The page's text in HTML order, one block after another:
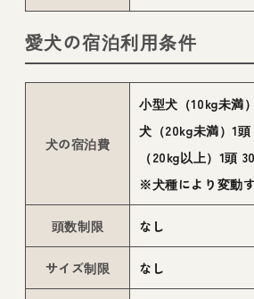
愛犬の宿泊利用条件
犬の宿泊費
小型犬（10kg未満
犬（20kg未満）1
（20kg以上）1頭
※犬種により変動
頭数制限 なし
サイズ制限 なし